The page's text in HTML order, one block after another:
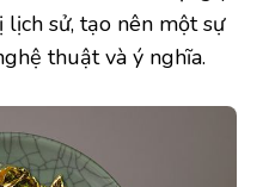
sử, tạo nên một sự
thuật và ý nghĩa.